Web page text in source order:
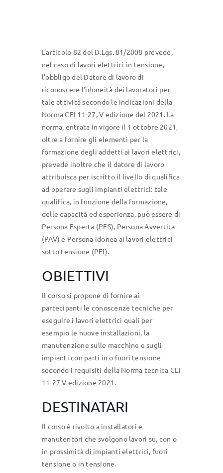
L’articolo 82 del D.Lgs. 81/2008 prevede,
nel caso di lavori elettrici in tensione,
l’obbligo del Datore di lavoro di
riconoscere l’idoneità dei lavoratori per
tale attività secondo le indicazioni della
Norma CEI 11-27, V edizione del 2021. La
norma, entrata in vigore il 1 ottobre 2021,
oltre a fornire gli elementi per la
formazione degli addetti ai lavori elettrici,
prevede inoltre che il datore di lavoro
attribuisca per iscritto il livello di qualifica
ad operare sugli impianti elettrici: tale
qualifica, in funzione della formazione,
delle capacità ed esperienza, può essere di
Persona Esperta (PES), Persona Avvertita
(PAV) e Persona idonea ai lavori elettrici
sotto tensione (PEI).
OBIETTIVI
Il corso si propone di fornire ai
partecipanti le conoscenze tecniche per
eseguire i lavori elettrici quali per
esempio le nuove installazioni, la
manutenzione sulle macchine e sugli
impianti con parti in o fuori tensione
secondo i requisiti della Norma tecnica CEI
11-27 V edizione 2021.
DESTINATARI
Il corso è rivolto a installatori e
manutentori che svolgono lavori su, con o
in prossimità di impianti elettrici, fuori
tensione o in tensione.